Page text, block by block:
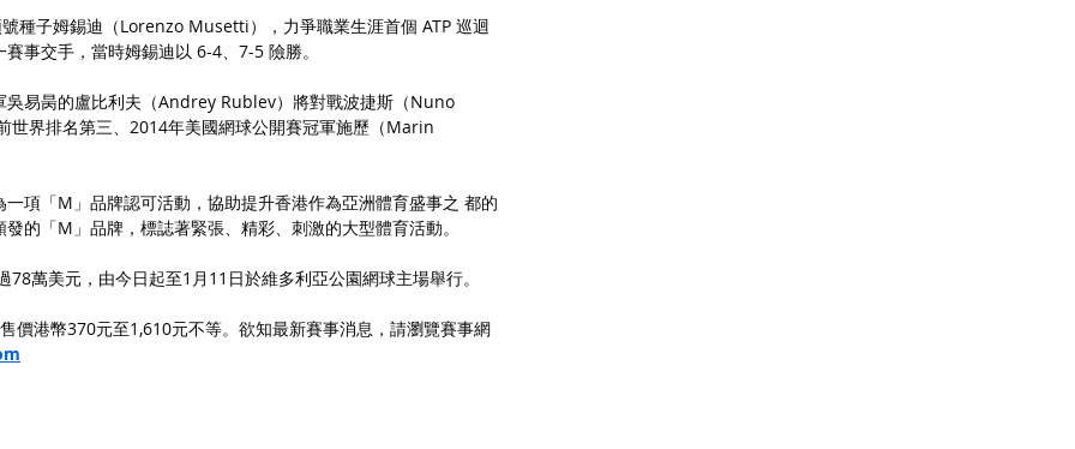
種子姆錫迪（Lorenzo Musetti），力爭職業生涯首個 ATP 巡迴
事交手，當時姆錫迪以 6-4、7-5 險勝。
吳易昺的盧比利夫（Andrey Rublev）將對戰波捷斯（Nuno
世界排名第三、2014年美國網球公開賽冠軍施歷（Marin
一項「M」品牌認可活動，協助提升香港作為亞洲體育盛事之 都的
的「M」品牌，標誌著緊張、精彩、刺激的大型體育活動。
萬美元，由今日起至1月11日於維多利亞公園網球主場舉行。
價港幣370元至1,610元不等。欲知最新賽事消息，請瀏覽賽事網